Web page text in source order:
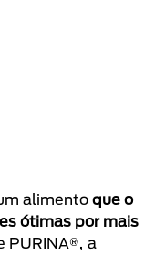
alimento que o
ótimas por mais
PURINA®, a